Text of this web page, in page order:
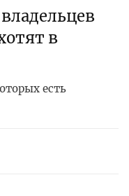
в
есть